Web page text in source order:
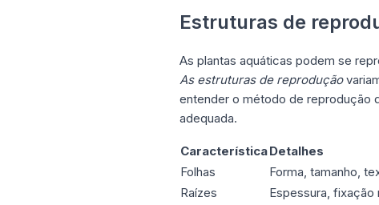
Estruturas de
As plantas aquáticas podem se
As estruturas de reprodução
entender o método de reprodução
adequada.
CaracterísticaDetalhes
Folhas
Forma, tamanho,
Raízes
Espessura, fixação